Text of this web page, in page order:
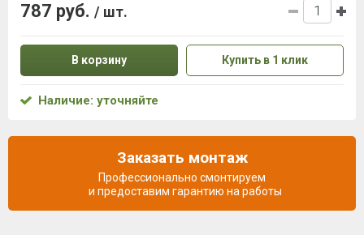
787 руб. / шт.
В корзину Купить в 1 клик
Наличие: уточняйте
Заказать монтаж
Профессионально смонтируем
и предоставим гарантию на работы